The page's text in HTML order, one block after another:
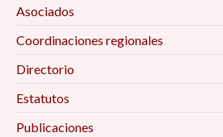
Asociados
Coordinaciones regionales
Directorio
Estatutos
Publicaciones